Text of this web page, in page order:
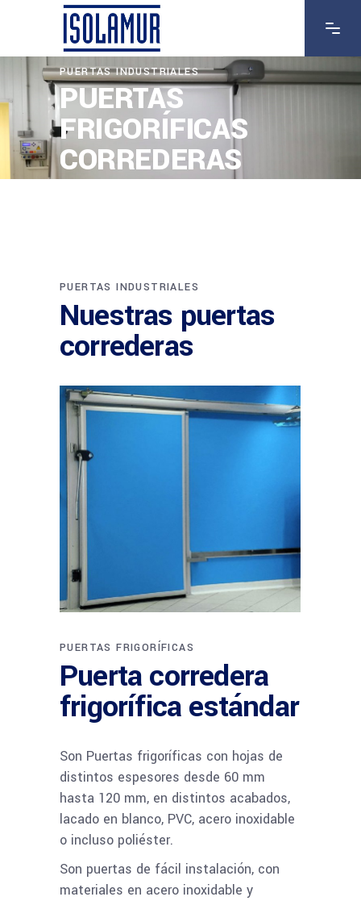
PUERTAS INDUSTRIALES
PUERTAS
FRIGORÍFICAS
CORREDERAS
PUERTAS INDUSTRIALES
Nuestras puertas
correderas
PUERTAS FRIGORÍFICAS
Puerta corredera
frigorífica estándar
Son Puertas frigoríficas con hojas de
distintos espesores desde 60 mm
hasta 120 mm, en distintos acabados,
lacado en blanco, PVC, acero inoxidable
o incluso poliéster.
Son puertas de fácil instalación, con
materiales en acero inoxidable y